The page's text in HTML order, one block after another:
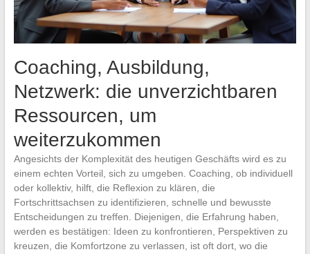
Coaching, Ausbildung,
Netzwerk: die unverzichtbaren
Ressourcen, um
weiterzukommen
Angesichts der Komplexität des heutigen Geschäfts wird es zu
einem echten Vorteil, sich zu umgeben. Coaching, ob individuell
oder kollektiv, hilft, die Reflexion zu klären, die
Fortschrittsachsen zu identifizieren, schnelle und bewusste
Entscheidungen zu treffen. Diejenigen, die Erfahrung haben,
werden es bestätigen: Ideen zu konfrontieren, Perspektiven zu
kreuzen, die Komfortzone zu verlassen, ist oft dort, wo die